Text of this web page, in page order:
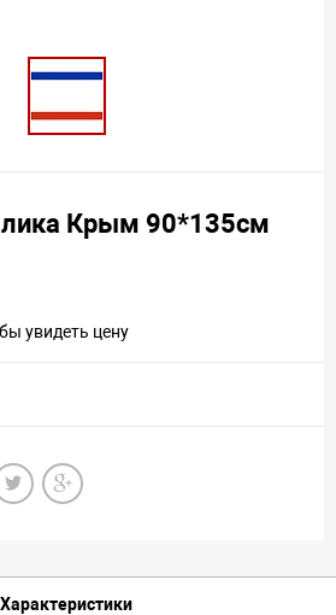
Крым 90*135см
увидеть цену
Характеристики